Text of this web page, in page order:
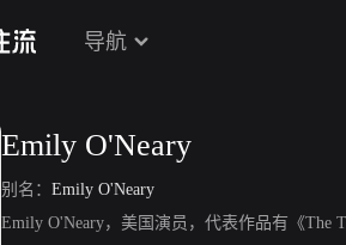
导航
Emily O'Neary
别名： Emily O'Neary
Emily O'Neary，美国演员，代表作品有《The